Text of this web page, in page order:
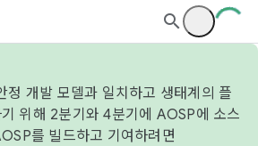
정 개발 모델과 일치하고 생태계의 플
위해 2분기와 4분기에 AOSP에 소스
를 빌드하고 기여하려면